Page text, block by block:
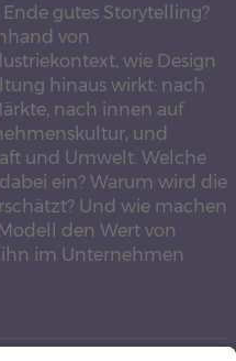
gutes Storytelling?
von
wie Design
hinaus wirkt: nach
nach innen auf
und
und Umwelt. Welche
ein? Warum wird die
Und wie machen
den Wert von
im Unternehmen